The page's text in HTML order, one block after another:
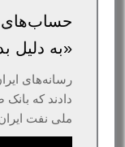
«به‌ دلیل
دادند که
ملی نفت